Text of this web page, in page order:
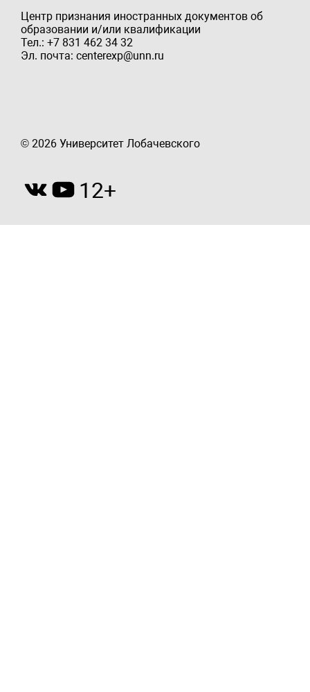
Центр признания иностранных документов об
образовании и/или квалификации
Тел.: +7 831 462 34 32
Эл. почта: centerexp@unn.ru
© 2026 Университет Лобачевского
12+